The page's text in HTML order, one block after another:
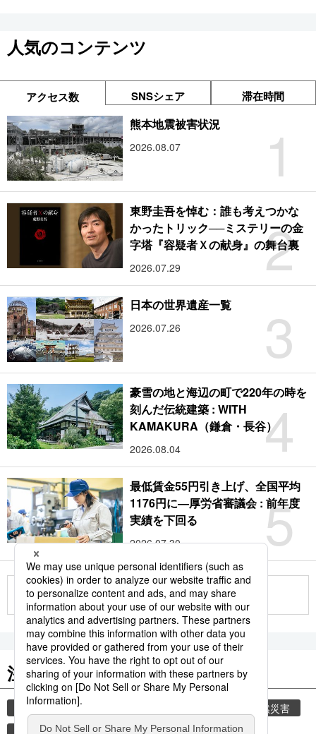
人気のコンテンツ
アクセス数 SNSシェア 滞在時間
1
熊本地震被害状況
2026.08.07
2
東野圭吾を悼む：誰も考えつかな
かったトリック──ミステリーの金
字塔『容疑者Ｘの献身』の舞台裏
2026.07.29
3
日本の世界遺産一覧
2026.07.26
4
豪雪の地と海辺の町で220年の時を
刻んだ伝統建築 : WITH
KAMAKURA（鎌倉・長谷）
2026.08.04
5
最低賃金55円引き上げ、全国平均
1176円に―厚労省審議会 : 前年度
実績を下回る
2026.07.30
もっと見る
注目のキーワード
共同通信ニュース
自然災害